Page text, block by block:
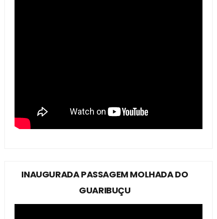
INAUGURADA PASSAGEM MOLHADA DO
GUARIBUÇU